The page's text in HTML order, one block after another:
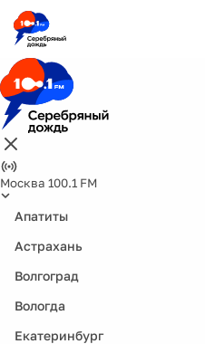
Москва 100.1 FM
Апатиты
Астрахань
Волгоград
Вологда
Екатеринбург